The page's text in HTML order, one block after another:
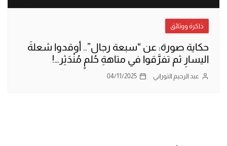
ذاكرة ووثائق
حكاية صورة: عن “سبعة رجال”.. أوقدوا شعلةَ
اليسارِ ثم تفرَّقوا في متاهةِ حُلمٍ مُنْدَثِر…!
عبد الرحيم التوراني 04/11/2025